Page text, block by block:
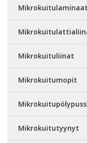
Mikrokuituliinat
Mikrokuitumopit
Mikrokuitutyynyt